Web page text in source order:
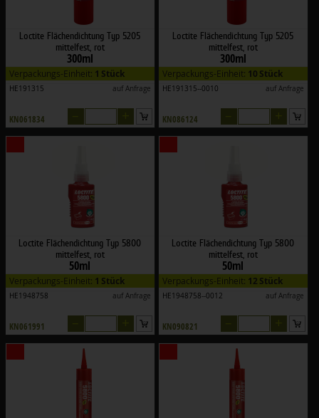
Loctite Flächendichtung Typ 5205
mittelfest, rot
300ml
Verpackungs-Einheit: 1 Stück
HE191315 auf Anfrage
KN061834
Loctite Flächendichtung Typ 5205
mittelfest, rot
300ml
Verpackungs-Einheit: 10 Stück
HE191315--0010 auf Anfrage
KN086124
Loctite Flächendichtung Typ 5800
mittelfest, rot
50ml
Verpackungs-Einheit: 1 Stück
HE1948758 auf Anfrage
KN061991
Loctite Flächendichtung Typ 5800
mittelfest, rot
50ml
Verpackungs-Einheit: 12 Stück
HE1948758--0012 auf Anfrage
KN090821